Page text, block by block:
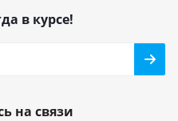
в курсе!
на связи